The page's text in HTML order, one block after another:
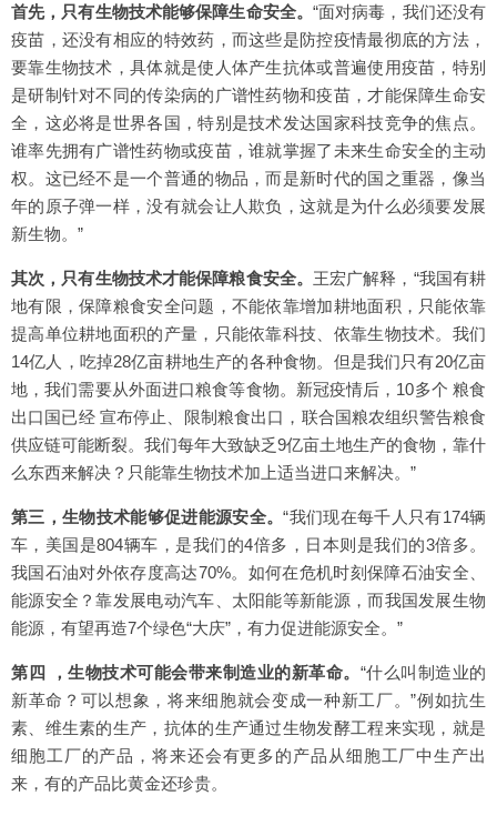
首先，只有生物技术能够保障生命安全。 “面对病毒，我们还没有
疫苗，还没有相应的特效药，而这些是防控疫情最彻底的方法，
要靠生物技术，具体就是使人体产生抗体或普遍使用疫苗，特别
是研制针对不同的传染病的广谱性药物和疫苗，才能保障生命安
全，这必将是世界各国，特别是技术发达国家科技竞争的焦点。
谁率先拥有广谱性药物或疫苗，谁就掌握了未来生命安全的主动
权。这已经不是一个普通的物品，而是新时代的国之重器，像当
年的原子弹一样，没有就会让人欺负，这就是为什么必须要发展
新生物。”
其次，只有生物技术才能保障粮食安全。 王宏广解释，“我国有耕
地有限，保障粮食安全问题，不能依靠增加耕地面积，只能依靠
提高单位耕地面积的产量，只能依靠科技、依靠生物技术。我们
14亿人，吃掉28亿亩耕地生产的各种食物。但是我们只有20亿亩
地，我们需要从外面进口粮食等食物。新冠疫情后，10多个 粮食
出口国已经 宣布停止、限制粮食出口，联合国粮农组织警告粮食
供应链可能断裂。我们每年大致缺乏9亿亩土地生产的食物，靠什
么东西来解决？只能靠生物技术加上适当进口来解决。”
第三，生物技术能够促进能源安全。“我们现在每千人只有174辆
车，美国是804辆车，是我们的4倍多，日本则是我们的3倍多。
我国石油对外依存度高达70%。如何在危机时刻保障石油安全、
能源安全？靠发展电动汽车、太阳能等新能源，而我国发展生物
能源，有望再造7个绿色“大庆”，有力促进能源安全。”
第四 ，生物技术可能会带来制造业的新革命。 “什么叫制造业的
新革命？可以想象，将来细胞就会变成一种新工厂。”例如抗生
素、维生素的生产，抗体的生产通过生物发酵工程来实现，就是
细胞工厂的产品，将来还会有更多的产品从细胞工厂中生产出
来，有的产品比黄金还珍贵。